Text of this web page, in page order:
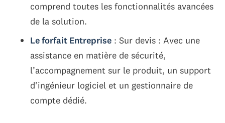
comprend toutes les fonctionnalités avancées
de la solution.
Le forfait Entreprise : Sur devis : Avec une
assistance en matière de sécurité,
l’accompagnement sur le produit, un support
d'ingénieur logiciel et un gestionnaire de
compte dédié.